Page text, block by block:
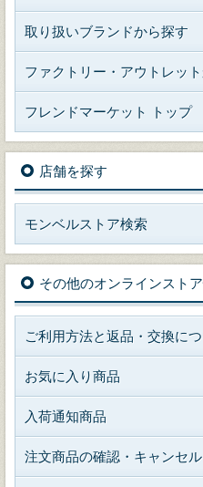
取り扱いブランドから探す
ファクトリー・アウトレッ
フレンドマーケット トップ
店舗を探す
モンベルストア検索
その他のオンラインスト
ご利用方法と返品・交換に
お気に入り商品
入荷通知商品
注文商品の確認・キャンセル